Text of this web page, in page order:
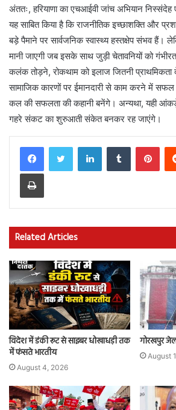
अंततः, हरियाणा का एचआईवी जांच अभियान
यह साबित किया है कि राजनीतिक इच्छाशक्ति और
बड़े पैमाने पर सार्वजनिक स्वास्थ्य हस्तक्षेप संभव हैं।
मानी जाएगी जब इसके साथ जुड़ी चेतावनियों को
कलंक तोड़ने, रोकथाम को इलाज जितनी
सामाजिक कारणों पर ईमानदारी से काम करने में
कल की सफलता की कहानी बनेंगे। अन्यथा, यही
गहरे संकट का शुरुआती संकेत बनकर रह जाएंगे।
LinkedInTumblr
Print
Related Articles
विदेश में डंकी रूट से साइबर धोखाधड़ी तक
में फंसते भारतीय
August 4, 2026
गोरखपुर
August